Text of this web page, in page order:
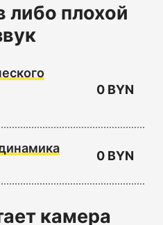
либо плохой
0 BYN
0 BYN
камера